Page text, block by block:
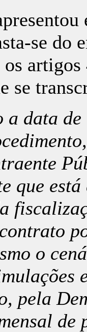
se
artigos
se
a data
que
o
pela
de